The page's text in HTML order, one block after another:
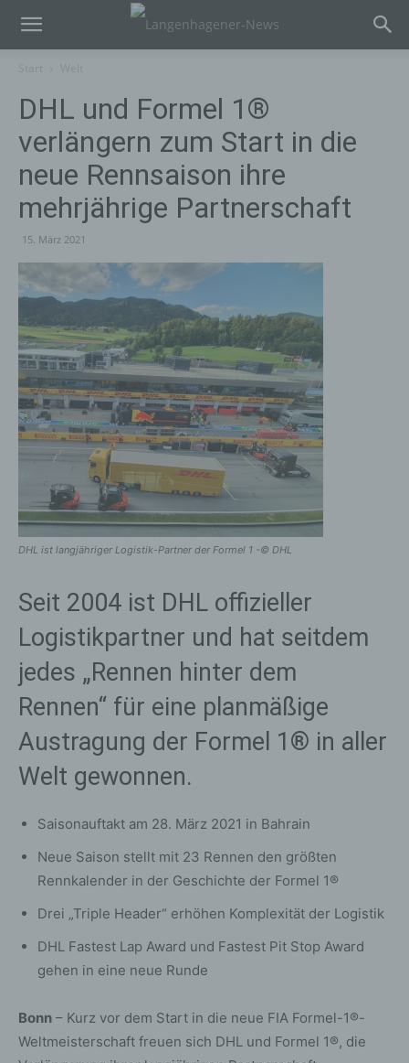
DHL und Formel 1®
verlängern zum Start in die
neue Rennsaison ihre
mehrjährige Partnerschaft
15. März 2021
DHL ist langjähriger Logistik-Partner der Formel 1 -© DHL
Seit 2004 ist DHL offizieller
Logistikpartner und hat seitdem
jedes „Rennen hinter dem
Rennen“ für eine planmäßige
Austragung der Formel 1® in aller
Welt gewonnen.
Saisonauftakt am 28. März 2021 in Bahrain
Neue Saison stellt mit 23 Rennen den größten
Rennkalender in der Geschichte der Formel 1®
Drei „Triple Header“ erhöhen Komplexität der Logistik
DHL Fastest Lap Award und Fastest Pit Stop Award
gehen in eine neue Runde
Bonn – Kurz vor dem Start in die neue FIA Formel-1®-
Weltmeisterschaft freuen sich DHL und Formel 1®, die